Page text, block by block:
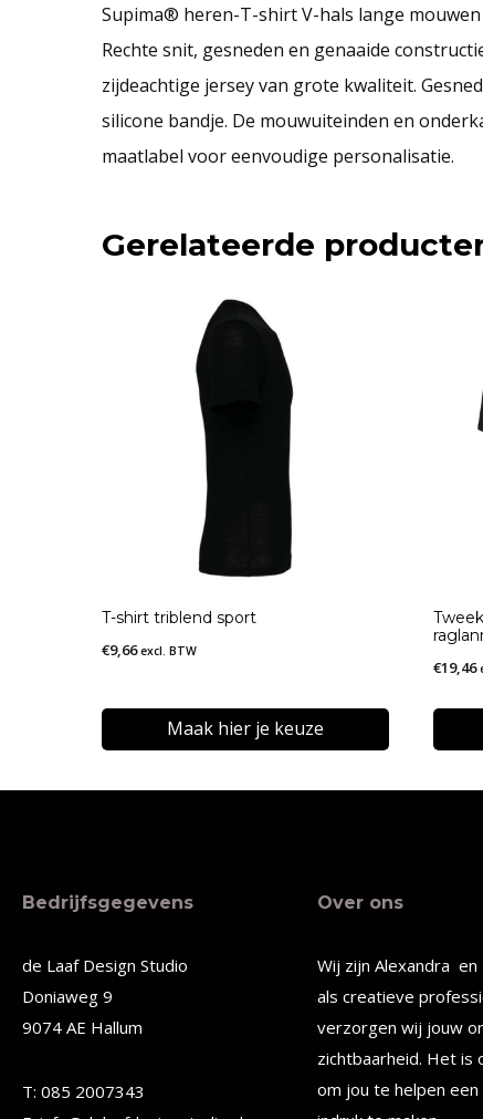
Supima® heren-T-shirt V-hals lange
Rechte snit, gesneden en genaaide
zijdeachtige jersey van grote kwaliteit.
silicone bandje. De mouwuiteinden en
maatlabel voor eenvoudige personalisatie.
Gerelateerde
T-shirt triblend sport
€9,66 excl. BTW
Maak hier je keuze
variaties.
optie
worden
€19,46
optie
Bedrijfsgegevens
de Laaf Design Studio
Doniaweg 9
9074 AE Hallum
T: 085 2007343
Over ons
Wij zijn Alexandra en
als creatieve
verzorgen wij jouw
zichtbaarheid. Het is
om jou te helpen een